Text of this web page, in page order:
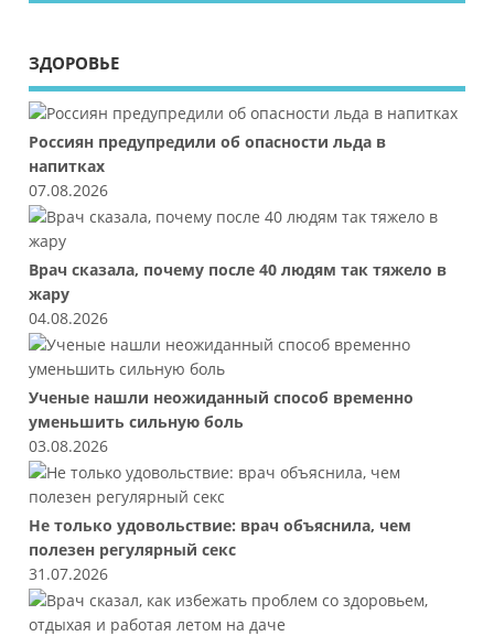
ЗДОРОВЬЕ
Россиян предупредили об опасности льда в
напитках
07.08.2026
Врач сказала, почему после 40 людям так тяжело в
жару
04.08.2026
Ученые нашли неожиданный способ временно
уменьшить сильную боль
03.08.2026
Не только удовольствие: врач объяснила, чем
полезен регулярный секс
31.07.2026